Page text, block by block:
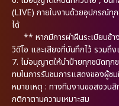
(LIVE) ภายในงานด้วยอุปกรณ์ทุ
ได้
** หากมีการผ่าฝืนระเบียบข้า
วิดีโอ และเสียงที่บันทึกไว้ รวมถึ
7. ไม่อนุญาตให้นำป้ายทุกชนิดทุก
ทบในการรับชมการแสดงของผู้ช
หมายเหตุ : ทางทีมงานขอสงวน
กติกาตามความเหมาะสม